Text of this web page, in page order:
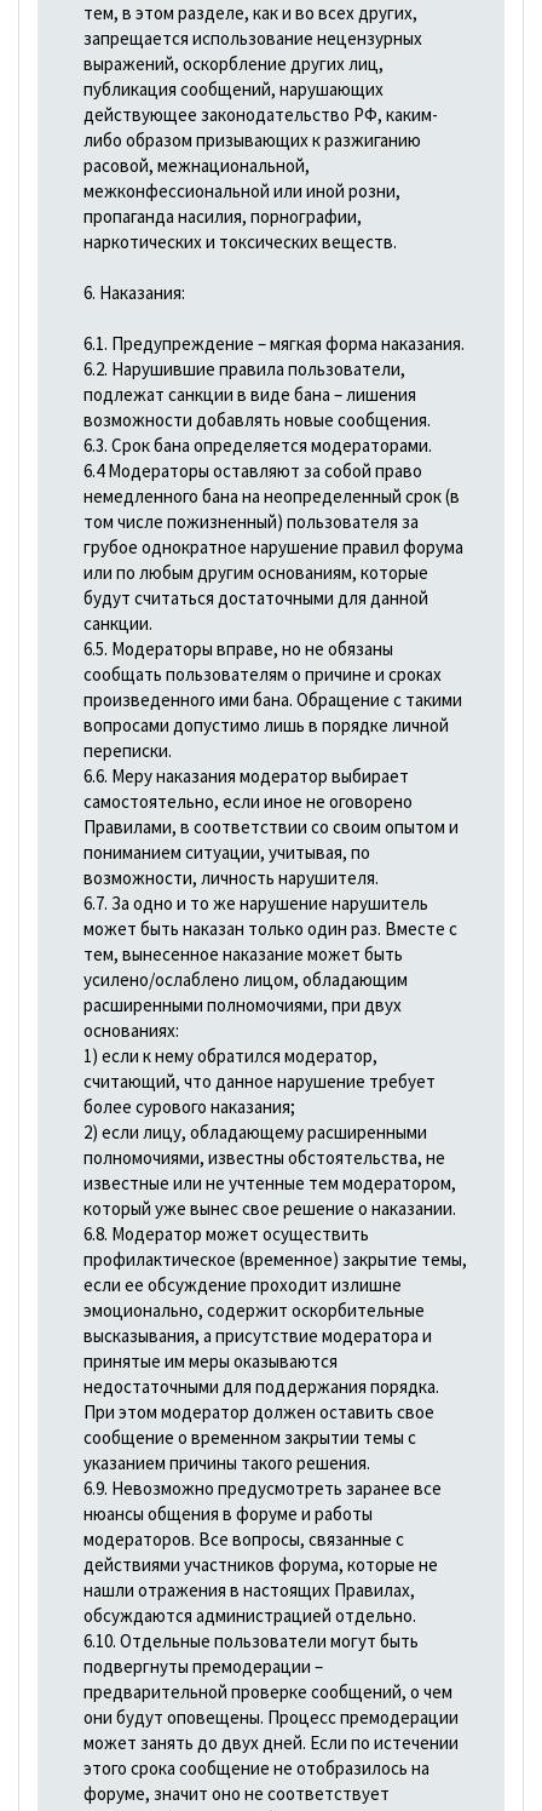
тем, в этом разделе, как и во всех других,
запрещается использование нецензурных
выражений, оскорбление других лиц,
публикация сообщений, нарушающих
действующее законодательство РФ, каким-
либо образом призывающих к разжиганию
расовой, межнациональной,
межконфессиональной или иной розни,
пропаганда насилия, порнографии,
наркотических и токсических веществ.
6. Наказания:
6.1. Предупреждение – мягкая форма наказания.
6.2. Нарушившие правила пользователи,
подлежат санкции в виде бана – лишения
возможности добавлять новые сообщения.
6.3. Срок бана определяется модераторами.
6.4 Модераторы оставляют за собой право
немедленного бана на неопределенный срок (в
том числе пожизненный) пользователя за
грубое однократное нарушение правил форума
или по любым другим основаниям, которые
будут считаться достаточными для данной
санкции.
6.5. Модераторы вправе, но не обязаны
сообщать пользователям о причине и сроках
произведенного ими бана. Обращение с такими
вопросами допустимо лишь в порядке личной
переписки.
6.6. Меру наказания модератор выбирает
самостоятельно, если иное не оговорено
Правилами, в соответствии со своим опытом и
пониманием ситуации, учитывая, по
возможности, личность нарушителя.
6.7. За одно и то же нарушение нарушитель
может быть наказан только один раз. Вместе с
тем, вынесенное наказание может быть
усилено/ослаблено лицом, обладающим
расширенными полномочиями, при двух
основаниях:
1) если к нему обратился модератор,
считающий, что данное нарушение требует
более сурового наказания;
2) если лицу, обладающему расширенными
полномочиями, известны обстоятельства, не
известные или не учтенные тем модератором,
который уже вынес свое решение о наказании.
6.8. Модератор может осуществить
профилактическое (временное) закрытие темы,
если ее обсуждение проходит излишне
эмоционально, содержит оскорбительные
высказывания, а присутствие модератора и
принятые им меры оказываются
недостаточными для поддержания порядка.
При этом модератор должен оставить свое
сообщение о временном закрытии темы с
указанием причины такого решения.
6.9. Невозможно предусмотреть заранее все
нюансы общения в форуме и работы
модераторов. Все вопросы, связанные с
действиями участников форума, которые не
нашли отражения в настоящих Правилах,
обсуждаются администрацией отдельно.
6.10. Отдельные пользователи могут быть
подвергнуты премодерации –
предварительной проверке сообщений, о чем
они будут оповещены. Процесс премодерации
может занять до двух дней. Если по истечении
этого срока сообщение не отобразилось на
форуме, значит оно не соответствует